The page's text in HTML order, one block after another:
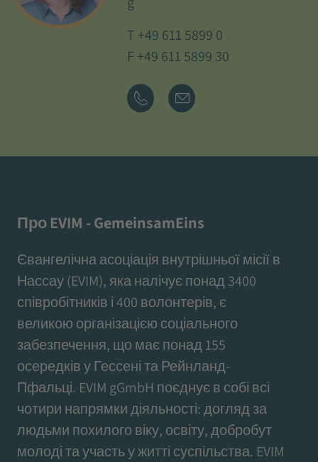
T +49 611 5899 0
F +49 611 5899 30
Про EVIM - GemeinsamEins
Євангелічна асоціація внутрішньої місії в
Нассау (EVIM), яка налічує понад 3400
співробітників і 400 волонтерів, є
великою організацією соціального
забезпечення, що має понад 155
осередків у Гессені та Рейнланд-
Пфальці. EVIM gGmbH поєднує в собі всі
чотири напрямки діяльності: догляд за
людьми похилого віку, освіту, добробут
молоді та участь у житті суспільства. EVIM